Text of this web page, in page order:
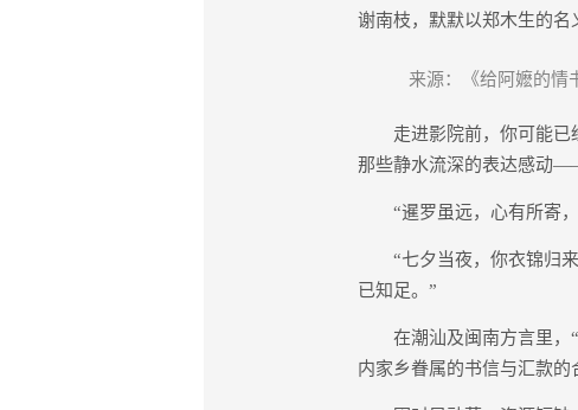
谢南枝，默默以郑木生的名
来源：《给阿嬷的情
走进影院前，你可能已经
那些静水流深的表达感动
“暹罗虽远，心有所寄，
“七夕当夜，你衣锦归来
已知足。”
在潮汕及闽南方言里，“
内家乡眷属的书信与汇款的